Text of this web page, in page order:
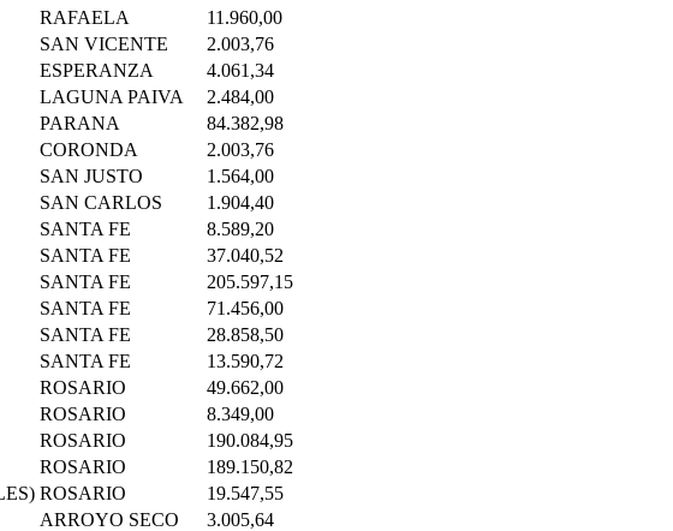
RAFAELA
11.960,00
SAN VICENTE
2.003,76
ESPERANZA
4.061,34
LAGUNA PAIVA
2.484,00
PARANA
84.382,98
CORONDA
2.003,76
SAN JUSTO
1.564,00
SAN CARLOS
1.904,40
SANTA FE
8.589,20
SANTA FE
37.040,52
SANTA FE
205.597,15
SANTA FE
71.456,00
SANTA FE
28.858,50
SANTA FE
13.590,72
ROSARIO
49.662,00
ROSARIO
8.349,00
ROSARIO
190.084,95
ROSARIO
189.150,82
ROSARIO
19.547,55
ARROYO SECO
3.005,64